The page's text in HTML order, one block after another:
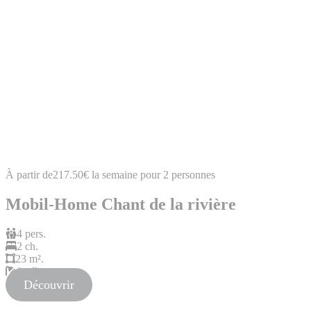
À partir de217.50€ la semaine pour 2 personnes
Mobil-Home Chant de la rivière
4 pers.
2 ch.
23 m².
1 sdb
Découvrir